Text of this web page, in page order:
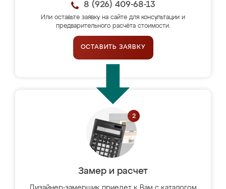
8 (926) 409-68-13
Или оставьте заявку на сайте для консультации и
предварительного расчёта стоимости.
ОСТАВИТЬ ЗАЯВКУ
Замер и расчет